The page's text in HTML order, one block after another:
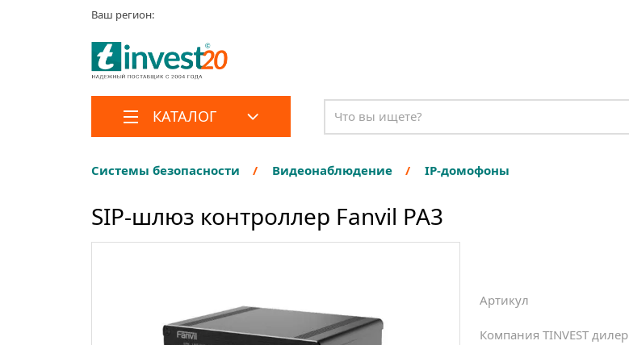
Ваш регион:
КАТАЛОГ
Системы безопасности Видеонаблюдение IP-домофоны
SIP-шлюз контроллер Fanvil PA3
Артикул
Компания TINVEST дилер